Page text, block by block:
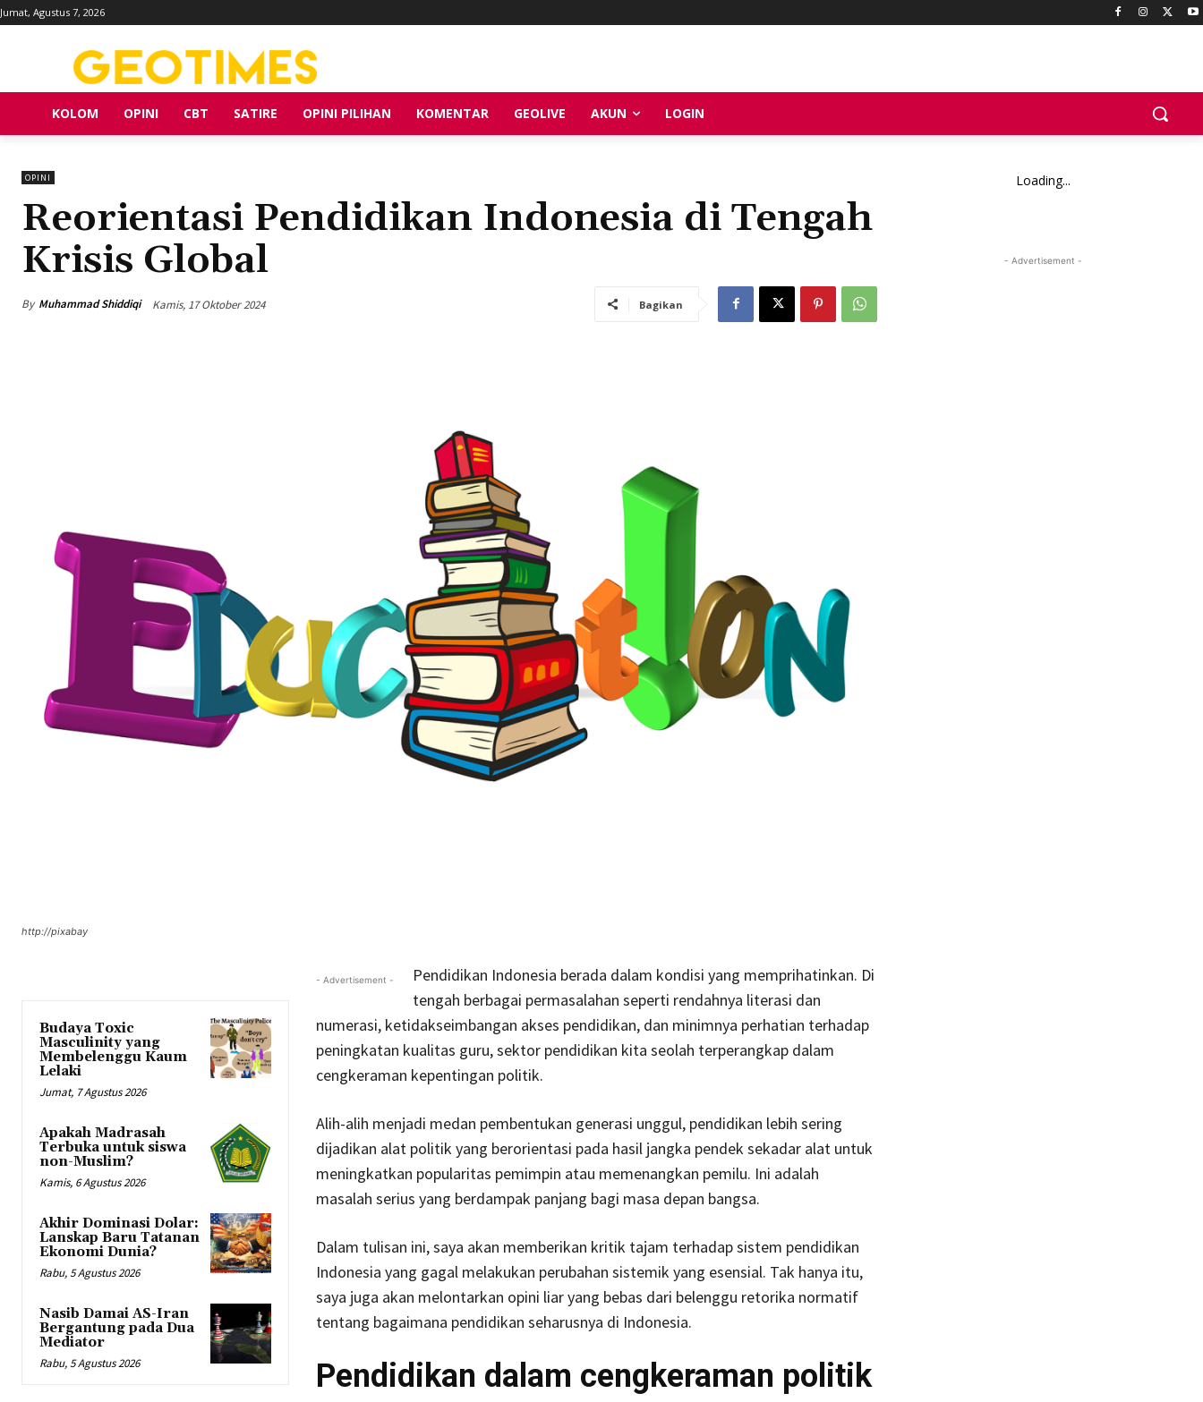
Jumat, Agustus 7, 2026
KOLOM OPINI CBT SATIRE OPINI PILIHAN KOMENTAR GEOLIVE AKUN LOGIN
OPINI
Reorientasi Pendidikan Indonesia di Tengah
Krisis Global
By Muhammad Shiddiqi Kamis, 17 Oktober 2024 Bagikan
http://pixabay
Budaya Toxic
Masculinity yang
Membelenggu Kaum
Lelaki
Jumat, 7 Agustus 2026
Apakah Madrasah
Terbuka untuk siswa
non-Muslim?
Kamis, 6 Agustus 2026
Akhir Dominasi Dolar:
Lanskap Baru Tatanan
Ekonomi Dunia?
Rabu, 5 Agustus 2026
Nasib Damai AS-Iran
Bergantung pada Dua
Mediator
Rabu, 5 Agustus 2026
- Advertisement -
Pendidikan Indonesia berada dalam kondisi yang memprihatinkan. Di
tengah berbagai permasalahan seperti rendahnya literasi dan
numerasi, ketidakseimbangan akses pendidikan, dan minimnya perhatian terhadap
peningkatan kualitas guru, sektor pendidikan kita seolah terperangkap dalam
cengkeraman kepentingan politik.
Alih-alih menjadi medan pembentukan generasi unggul, pendidikan lebih sering
dijadikan alat politik yang berorientasi pada hasil jangka pendek sekadar alat untuk
meningkatkan popularitas pemimpin atau memenangkan pemilu. Ini adalah
masalah serius yang berdampak panjang bagi masa depan bangsa.
Dalam tulisan ini, saya akan memberikan kritik tajam terhadap sistem pendidikan
Indonesia yang gagal melakukan perubahan sistemik yang esensial. Tak hanya itu,
saya juga akan melontarkan opini liar yang bebas dari belenggu retorika normatif
tentang bagaimana pendidikan seharusnya di Indonesia.
Pendidikan dalam cengkeraman politik
Loading...
- Advertisement -